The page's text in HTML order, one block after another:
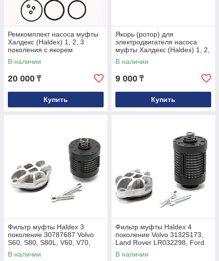
Ремкомплект насоса муфты
Халдекс (Haldex) 1, 2, 3
поколения c якорем
В наличии
20 000 ₸
Купить
Якорь (ротор) для
электродвигателя насоса
муфты Халдекс (Haldex) 1, 2,
3 поколения
В наличии
9 000 ₸
Купить
Фильтр муфты Haldex 3
поколение 30787687 Volvo
S60, S80, S80L, V60, V70,
XC60, XC70, XC90
В наличии
Фильтр муфты Haldex 4
поколение Volvo 31325173,
Land Rover LR032298, Ford
1673828
В наличии